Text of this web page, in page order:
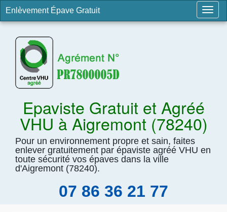
Enlèvement Épave Gratuit
Epaviste Gratuit et Agréé
VHU à Aigremont (78240)
Pour un environnement propre et sain, faites
enlever gratuitement par épaviste agréé VHU en
toute sécurité vos épaves dans la ville
d'Aigremont (78240).
07 86 36 21 77